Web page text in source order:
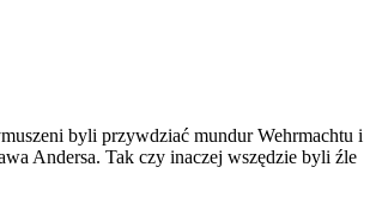
byli przywdziać mundur Wehrmachtu i
Andersa. Tak czy inaczej wszędzie byli źle